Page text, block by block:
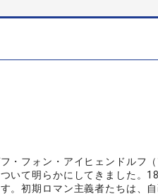
・フォン・アイヒェンドルフ
いて明らかにしてきました。
。初期ロマン主義者たちは、